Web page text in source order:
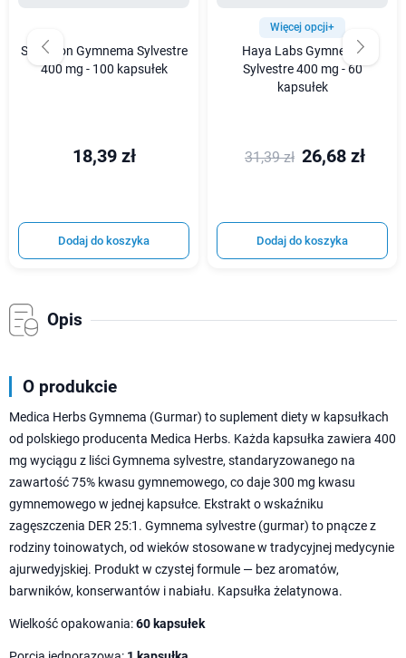
Swanson Gymnema Sylvestre
400 mg - 100 kapsułek
18,39 zł
Dodaj do koszyka
Więcej opcji+
Haya Labs Gymnema
Sylvestre 400 mg - 60
kapsułek
31,39 zł 26,68 zł
Dodaj do koszyka
Opis
O produkcie
Medica Herbs Gymnema (Gurmar) to suplement diety w kapsułkach
od polskiego producenta Medica Herbs. Każda kapsułka zawiera 400
mg wyciągu z liści Gymnema sylvestre, standaryzowanego na
zawartość 75% kwasu gymnemowego, co daje 300 mg kwasu
gymnemowego w jednej kapsułce. Ekstrakt o wskaźniku
zagęszczenia DER 25:1. Gymnema sylvestre (gurmar) to pnącze z
rodziny toinowatych, od wieków stosowane w tradycyjnej medycynie
ajurwedyjskiej. Produkt w czystej formule — bez aromatów,
barwników, konserwantów i nabiału. Kapsułka żelatynowa.
Wielkość opakowania:60 kapsułek